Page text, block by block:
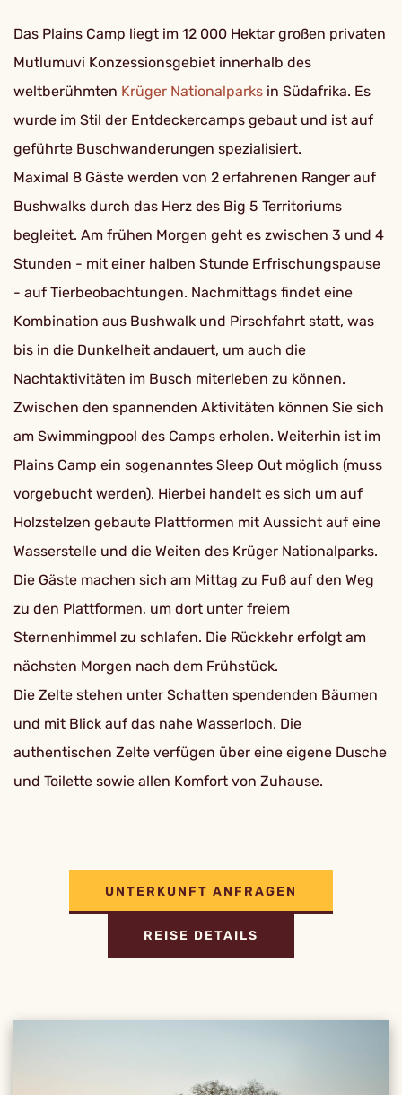
Das Plains Camp liegt im 12 000 Hektar großen privaten
Mutlumuvi Konzessionsgebiet innerhalb des
weltberühmten Krüger Nationalparks in Südafrika. Es
wurde im Stil der Entdeckercamps gebaut und ist auf
geführte Buschwanderungen spezialisiert.
Maximal 8 Gäste werden von 2 erfahrenen Ranger auf
Bushwalks durch das Herz des Big 5 Territoriums
begleitet. Am frühen Morgen geht es zwischen 3 und 4
Stunden - mit einer halben Stunde Erfrischungspause
- auf Tierbeobachtungen. Nachmittags findet eine
Kombination aus Bushwalk und Pirschfahrt statt, was
bis in die Dunkelheit andauert, um auch die
Nachtaktivitäten im Busch miterleben zu können.
Zwischen den spannenden Aktivitäten können Sie sich
am Swimmingpool des Camps erholen. Weiterhin ist im
Plains Camp ein sogenanntes Sleep Out möglich (muss
vorgebucht werden). Hierbei handelt es sich um auf
Holzstelzen gebaute Plattformen mit Aussicht auf eine
Wasserstelle und die Weiten des Krüger Nationalparks.
Die Gäste machen sich am Mittag zu Fuß auf den Weg
zu den Plattformen, um dort unter freiem
Sternenhimmel zu schlafen. Die Rückkehr erfolgt am
nächsten Morgen nach dem Frühstück.
Die Zelte stehen unter Schatten spendenden Bäumen
und mit Blick auf das nahe Wasserloch. Die
authentischen Zelte verfügen über eine eigene Dusche
und Toilette sowie allen Komfort von Zuhause.
UNTERKUNFT ANFRAGEN
REISE DETAILS